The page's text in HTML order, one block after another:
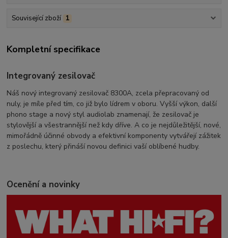
Související zboží 1
Kompletní specifikace
Integrovaný zesilovač
Náš nový integrovaný zesilovač 8300A, zcela přepracovaný od
nuly, je míle před tím, co již bylo lídrem v oboru. Vyšší výkon, další
phono stage a nový styl audiolab znamenají, že zesilovač je
stylovější a všestrannější než kdy dříve. A co je nejdůležitější, nové,
mimořádně účinné obvody a efektivní komponenty vytvářejí zážitek
z poslechu, který přináší novou definici vaší oblíbené hudby.
Oceněnía novinky